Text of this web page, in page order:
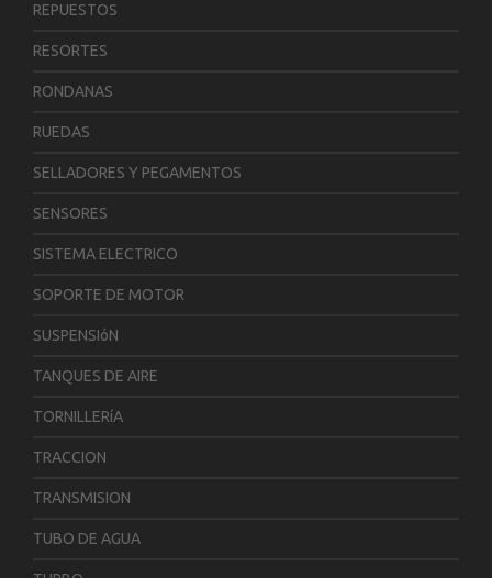
REPUESTOS
RESORTES
RONDANAS
RUEDAS
SELLADORES Y PEGAMENTOS
SENSORES
SISTEMA ELECTRICO
SOPORTE DE MOTOR
SUSPENSIóN
TANQUES DE AIRE
TORNILLERíA
TRACCION
TRANSMISION
TUBO DE AGUA